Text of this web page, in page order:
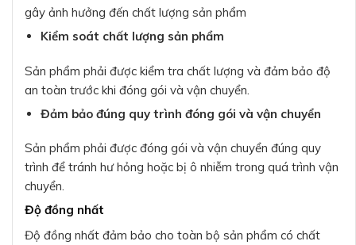
gây ảnh hưởng đến chất lượng sản phẩm
Kiểm soát chất lượng sản phẩm
Sản phẩm phải được kiểm tra chất lượng và đảm bảo độ
an toàn trước khi đóng gói và vận chuyển.
Đảm bảo đúng quy trình đóng gói và vận chuyển
Sản phẩm phải được đóng gói và vận chuyển đúng quy
trình để tránh hư hỏng hoặc bị ô nhiễm trong quá trình vận
chuyển.
Độ đồng nhất
Độ đồng nhất đảm bảo cho toàn bộ sản phẩm có chất